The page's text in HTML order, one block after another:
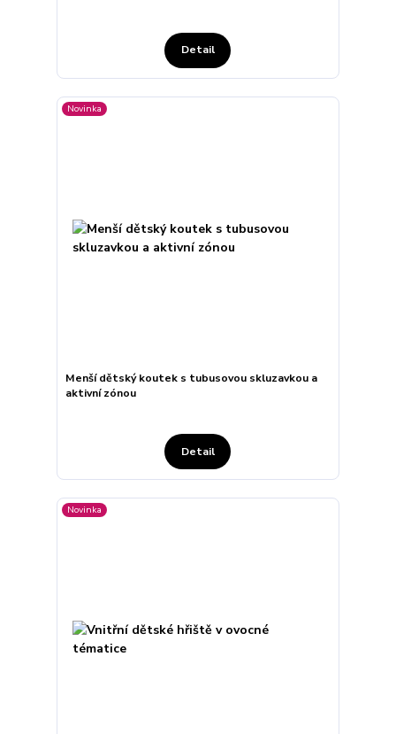
Detail
Novinka
Menší dětský koutek s tubusovou skluzavkou a
aktivní zónou
Detail
Novinka